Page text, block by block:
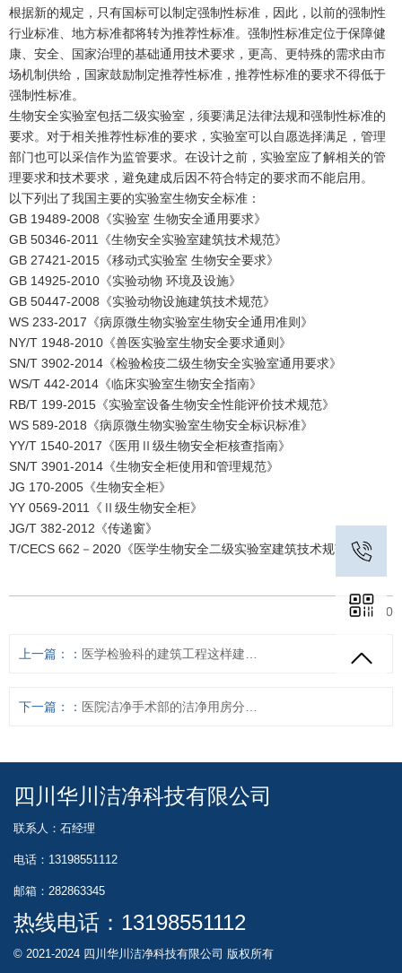
根据新的规定，只有国标可以制定强制性标准，因此，以前的强制性
行业标准、地方标准都将转为推荐性标准。强制性标准定位于保障健
康、安全、国家治理的基础通用技术要求，更高、更特殊的需求由市
场机制供给，国家鼓励制定推荐性标准，推荐性标准的要求不得低于
强制性标准。
生物安全实验室包括二级实验室，须要满足法律法规和强制性标准的
要求。对于相关推荐性标准的要求，实验室可以自愿选择满足，管理
部门也可以采信作为监管要求。在设计之前，实验室应了解相关的管
理要求和技术要求，避免建成后因不符合特定的要求而不能启用。
以下列出了我国主要的实验室生物安全标准：
GB 19489-2008《实验室 生物安全通用要求》
GB 50346-2011《生物安全实验室建筑技术规范》
GB 27421-2015《移动式实验室 生物安全要求》
GB 14925-2010《实验动物 环境及设施》
GB 50447-2008《实验动物设施建筑技术规范》
WS 233-2017《病原微生物实验室生物安全通用准则》
NY/T 1948-2010《兽医实验室生物安全要求通则》
SN/T 3902-2014《检验检疫二级生物安全实验室通用要求》
WS/T 442-2014《临床实验室生物安全指南》
RB/T 199-2015《实验室设备生物安全性能评价技术规范》
WS 589-2018《病原微生物实验室生物安全标识标准》
YY/T 1540-2017《医用Ⅱ级生物安全柜核查指南》
SN/T 3901-2014《生物安全柜使用和管理规范》
JG 170-2005《生物安全柜》
YY 0569-2011《Ⅱ级生物安全柜》
JG/T 382-2012《传递窗》
T/CECS 662－2020《医学生物安全二级实验室建筑技术规范》
0
上一篇：
下一篇：
四川华川洁净科技有限公司
联系人：石经理
电话：13198551112
邮箱：282863345
热线电话： 13198551112
© 2021-2024 四川华川洁净科技有限公司 版权所有